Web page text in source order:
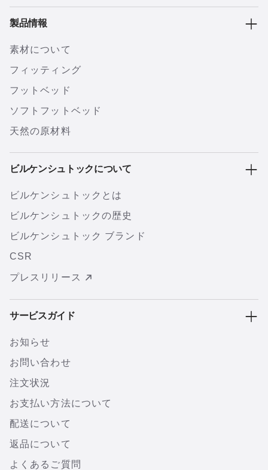
製品情報
素材について
フィッティング
フットベッド
ソフトフットベッド
天然の原材料
ビルケンシュトックについて
ビルケンシュトックとは
ビルケンシュトックの歴史
ビルケンシュトック ブランド
CSR
プレスリリース
サービスガイド
お知らせ
お問い合わせ
注文状況
お支払い方法について
配送について
返品について
よくあるご質問